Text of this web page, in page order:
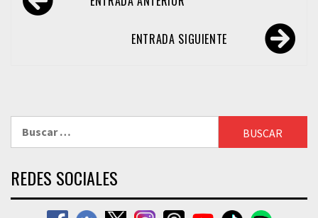
de
ENTRADA SIGUIENTE
REDES SOCIALES